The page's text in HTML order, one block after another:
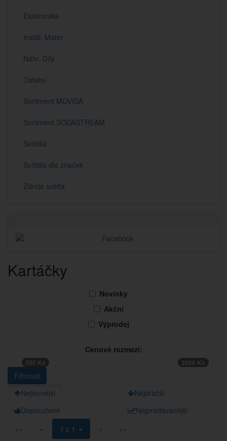
Elektronika
Instal. Mater
Náhr. Díly
Ostatní
Sortiment MOVIDA
Sortiment SODASTREAM
Svítidla
Svítidla dle značek
Zdroje světla
Kartáčky
Novinky
Akční
Výprodej
Cenové rozmezí:
350 Kč 3200 Kč
Nejlevnější
Nejdražší
Doporučené
Nejprodávanější
««
« 1 z 1 » »»